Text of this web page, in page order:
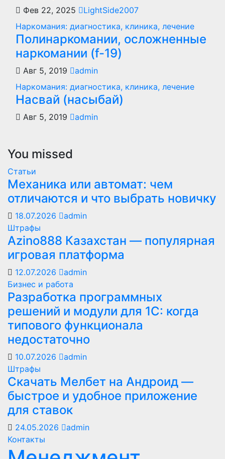
Фев 22, 2025
LightSide2007
Наркомания: диагностика, клиника, лечение
Полинаркомании, осложненные
наркомании (f-19)
Авг 5, 2019
admin
Наркомания: диагностика, клиника, лечение
Насвай (насыбай)
Авг 5, 2019 admin
You missed
Статьи
Механика или автомат: чем
отличаются и что выбрать новичку
18.07.2026
admin
Штрафы
Azino888 Казахстан — популярная
игровая платформа
12.07.2026
admin
Бизнес и работа
Разработка программных
решений и модули для 1С: когда
типового функционала
недостаточно
10.07.2026
admin
Штрафы
Скачать Мелбет на Андроид —
быстрое и удобное приложение
для ставок
24.05.2026
admin
Контакты